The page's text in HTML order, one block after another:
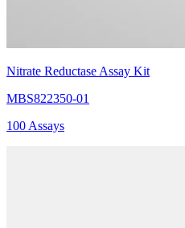
Nitrate Reductase Assay Kit
MBS822350-01
100 Assays